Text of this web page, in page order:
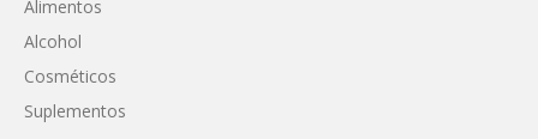
Alimentos
Alcohol
Cosméticos
Suplementos